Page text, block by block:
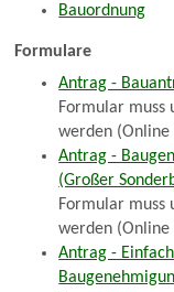
Bauordnung
Formulare
Antrag -
Formular muss
werden (Online
Antrag -
(Großer
Formular muss
werden (Online
Antrag -